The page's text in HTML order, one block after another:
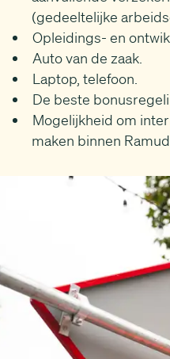
(gedeeltelijke
Opleidings- en
Auto van de zaak.
Laptop, telefoon.
De beste
Mogelijkheid om
maken binnen